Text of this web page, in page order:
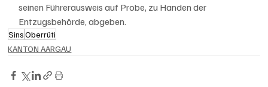
seinen Führerausweis auf Probe, zu Handen der
Entzugsbehörde, abgeben.
Sins Oberrüti
KANTON AARGAU